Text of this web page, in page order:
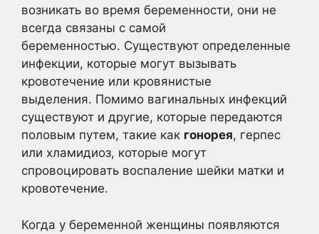
возникать во время беременности, они не
всегда связаны с самой
беременностью. Существуют определенные
инфекции, которые могут вызывать
кровотечение или кровянистые
выделения. Помимо вагинальных инфекций
существуют и другие, которые передаются
половым путем, такие как гонорея, герпес
или хламидиоз, которые могут
спровоцировать воспаление шейки матки и
кровотечение.
Когда у беременной женщины появляются